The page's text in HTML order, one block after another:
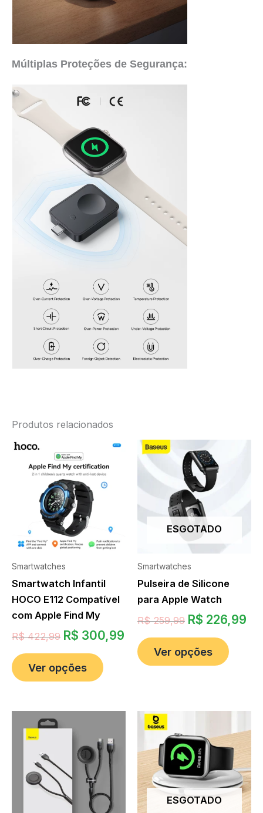
Múltiplas Proteções de Segurança:
Produtos relacionados
Smartwatches
Smartwatch Infantil
HOCO E112 Compatível
com Apple Find My
R$422,99 R$ 300,99
Ver opções
ESGOTADO
Smartwatches
Pulseira de Silicone
para Apple Watch
R$259,99 R$ 226,99
Ver opções
ESGOTADO